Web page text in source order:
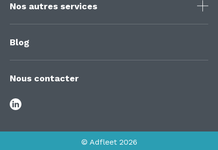
Nos autres services
Blog
Nous contacter
© Adfleet 2026